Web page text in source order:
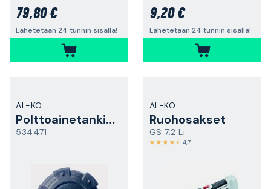
79,80 €
Lähetetään 24 tunnin sisällä!
9,20 €
Lähetetään 24 tunnin sisällä!
AL-KO
Polttoainetankin korkki
534471
AL-KO
Ruohosakset
GS 7.2 Li
4,7